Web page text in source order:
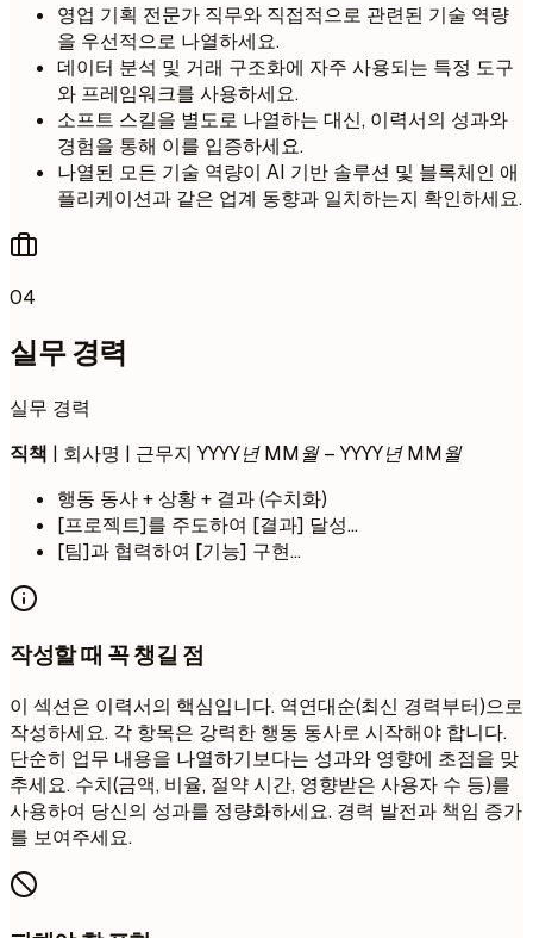
영업 기획 전문가 직무와 직접적으로 관련된 기술 역량
을 우선적으로 나열하세요.
데이터 분석 및 거래 구조화에 자주 사용되는 특정 도구
와 프레임워크를 사용하세요.
소프트 스킬을 별도로 나열하는 대신, 이력서의 성과와
경험을 통해 이를 입증하세요.
나열된 모든 기술 역량이 AI 기반 솔루션 및 블록체인 애
플리케이션과 같은 업계 동향과 일치하는지 확인하세요.
04
실무 경력
실무 경력
직책 | 회사명 | 근무지 YYYY년 MM월 – YYYY년 MM월
행동 동사 + 상황 + 결과 (수치화)
[프로젝트]를 주도하여 [결과] 달성...
[팀]과 협력하여 [기능] 구현...
작성할 때 꼭 챙길 점
이 섹션은 이력서의 핵심입니다. 역연대순(최신 경력부터)으로
작성하세요. 각 항목은 강력한 행동 동사로 시작해야 합니다.
단순히 업무 내용을 나열하기보다는 성과와 영향에 초점을 맞
추세요. 수치(금액, 비율, 절약 시간, 영향받은 사용자 수 등)를
사용하여 당신의 성과를 정량화하세요. 경력 발전과 책임 증가
를 보여주세요.